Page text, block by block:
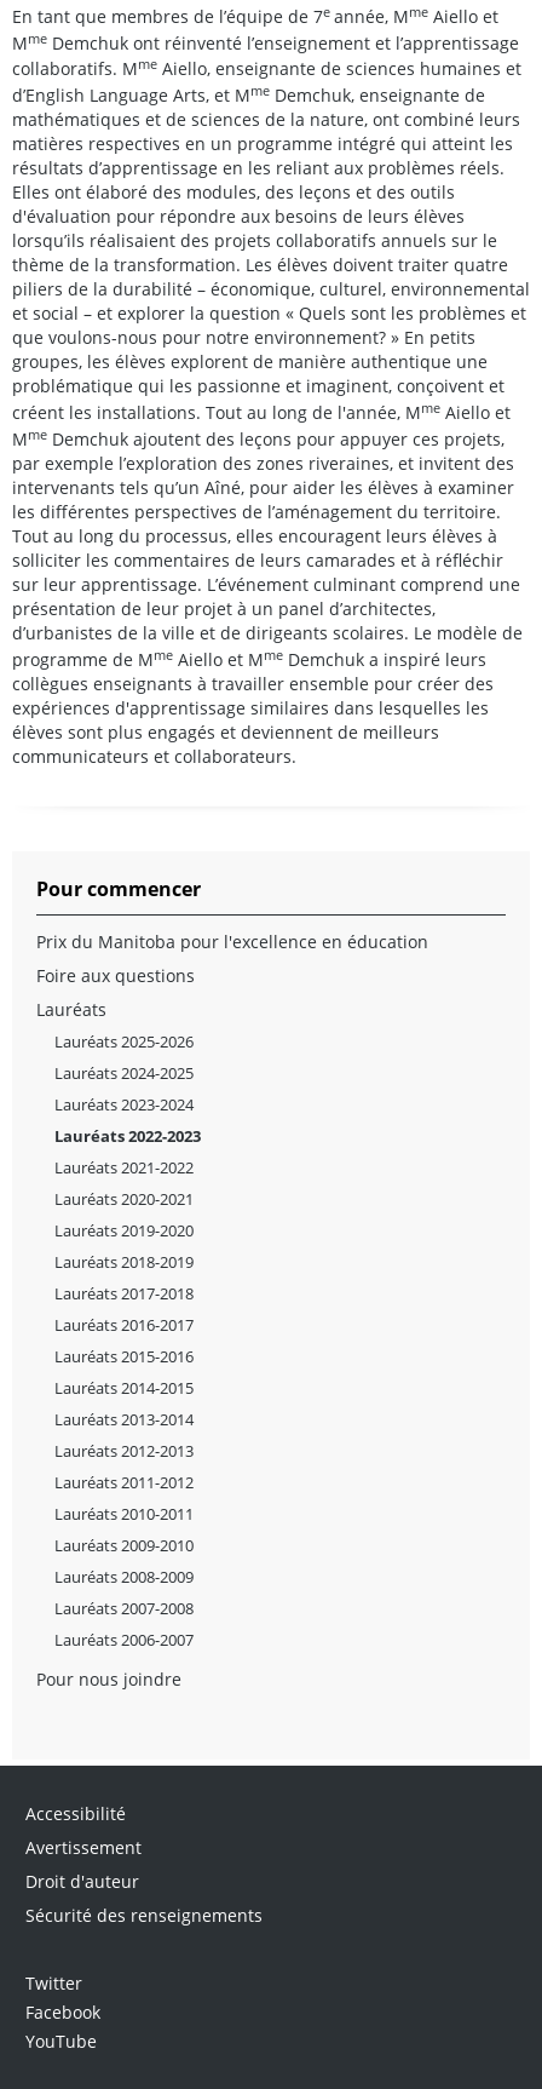
En tant que membres de l’équipe de 7e année, Mme Aiello et
Mme Demchuk ont réinventé l’enseignement et l’apprentissage
collaboratifs. Mme Aiello, enseignante de sciences humaines et
d’English Language Arts, et Mme Demchuk, enseignante de
mathématiques et de sciences de la nature, ont combiné leurs
matières respectives en un programme intégré qui atteint les
résultats d’apprentissage en les reliant aux problèmes réels.
Elles ont élaboré des modules, des leçons et des outils
d'évaluation pour répondre aux besoins de leurs élèves
lorsqu’ils réalisaient des projets collaboratifs annuels sur le
thème de la transformation. Les élèves doivent traiter quatre
piliers de la durabilité – économique, culturel, environnemental
et social – et explorer la question « Quels sont les problèmes et
que voulons-nous pour notre environnement? » En petits
groupes, les élèves explorent de manière authentique une
problématique qui les passionne et imaginent, conçoivent et
créent les installations. Tout au long de l'année, Mme Aiello et
Mme Demchuk ajoutent des leçons pour appuyer ces projets,
par exemple l’exploration des zones riveraines, et invitent des
intervenants tels qu’un Aîné, pour aider les élèves à examiner
les différentes perspectives de l’aménagement du territoire.
Tout au long du processus, elles encouragent leurs élèves à
solliciter les commentaires de leurs camarades et à réfléchir
sur leur apprentissage. L’événement culminant comprend une
présentation de leur projet à un panel d’architectes,
d’urbanistes de la ville et de dirigeants scolaires. Le modèle de
programme de Mme Aiello et Mme Demchuk a inspiré leurs
collègues enseignants à travailler ensemble pour créer des
expériences d'apprentissage similaires dans lesquelles les
élèves sont plus engagés et deviennent de meilleurs
communicateurs et collaborateurs.
Pour commencer
Prix du Manitoba pour l'excellence en éducation
Foire aux questions
Lauréats
Lauréats 2025-2026
Lauréats 2024-2025
Lauréats 2023-2024
Lauréats 2022-2023
Lauréats 2021-2022
Lauréats 2020-2021
Lauréats 2019-2020
Lauréats 2018-2019
Lauréats 2017-2018
Lauréats 2016-2017
Lauréats 2015-2016
Lauréats 2014-2015
Lauréats 2013-2014
Lauréats 2012-2013
Lauréats 2011-2012
Lauréats 2010-2011
Lauréats 2009-2010
Lauréats 2008-2009
Lauréats 2007-2008
Lauréats 2006-2007
Pour nous joindre
Accessibilité
Avertissement
Droit d'auteur
Sécurité des renseignements
Twitter
Facebook
YouTube